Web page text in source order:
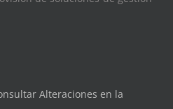
Alteraciones en la